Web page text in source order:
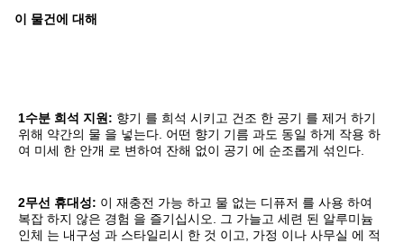
이 물건에 대해
1수분 희석 지원: 향기 를 희석 시키고 건조 한 공기 를 제거 하기
위해 약간의 물 을 넣는다. 어떤 향기 기름 과도 동일 하게 작용 하
여 미세 한 안개 로 변하여 잔해 없이 공기 에 순조롭게 섞인다.
2무선 휴대성: 이 재충전 가능 하고 물 없는 디퓨저 를 사용 하여
복잡 하지 않은 경험 을 즐기십시오. 그 가늘고 세련 된 알루미늄
인체 는 내구성 과 스타일리시 한 것 이고, 가정 이나 사무실 에 적